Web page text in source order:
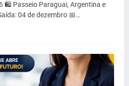
🛍️ Passeio Paraguai, Argentina e
04 de dezembro 📅…